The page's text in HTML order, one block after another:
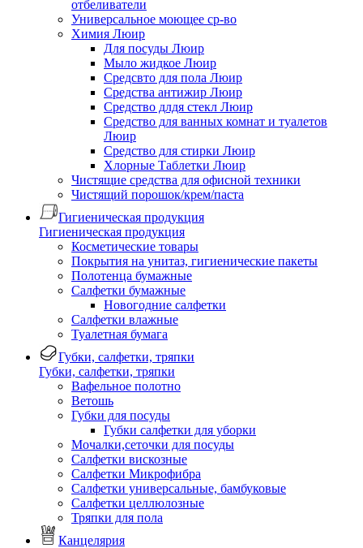
отбеливатели
Универсальное моющее ср-во
Химия Люир
Для посуды Люир
Мыло жидкое Люир
Средсвто для пола Люир
Средства антижир Люир
Средство длдя стекл Люир
Средство для ванных комнат и туалетов
Люир
Средство для стирки Люир
Хлорные Таблетки Люир
Чистящие средства для офисной техники
Чистящий порошок/крем/паста
Гигиеническая продукция
Гигиеническая продукция
Косметические товары
Покрытия на унитаз, гигиенические пакеты
Полотенца бумажные
Салфетки бумажные
Новогодние салфетки
Салфетки влажные
Туалетная бумага
Губки, салфетки, тряпки
Губки, салфетки, тряпки
Вафельное полотно
Ветошь
Губки для посуды
Губки салфетки для уборки
Мочалки,сеточки для посуды
Салфетки вискозные
Салфетки Микрофибра
Салфетки универсальные, бамбуковые
Салфетки целлюлозные
Тряпки для пола
Канцелярия